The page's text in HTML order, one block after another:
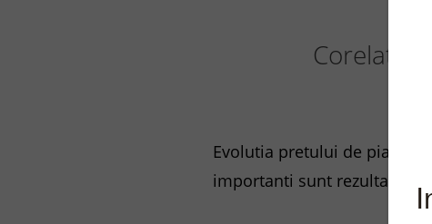
Corelatia
Evolutia pretului de piata
importanti sunt rezultatele